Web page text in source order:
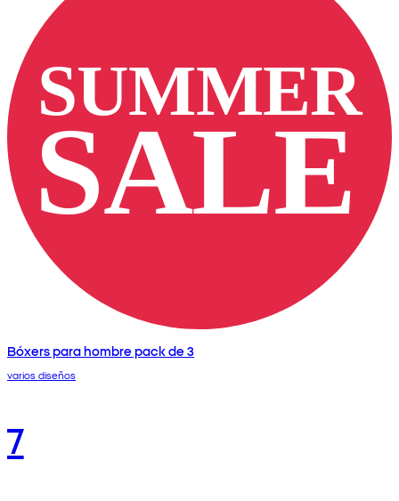
Bóxers para hombre pack de 3
varios diseños
7